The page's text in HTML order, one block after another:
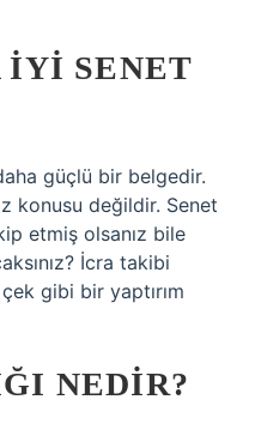
SENET
güçlü bir belgedir.
konusu değildir. Senet
etmiş olsanız bile
İcra takibi
gibi bir yaptırım
NEDIR?